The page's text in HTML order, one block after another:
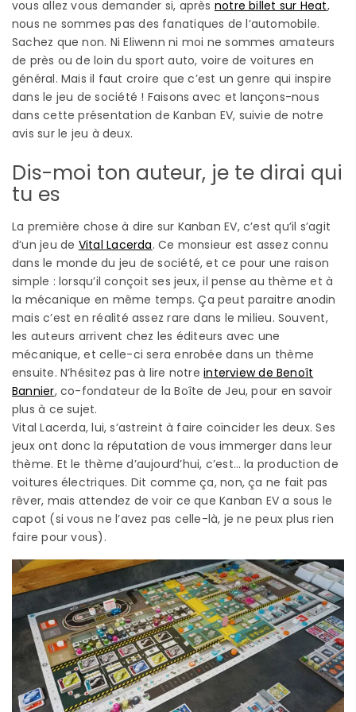
vous allez vous demander si, après notre billet sur Heat,
nous ne sommes pas des fanatiques de l’automobile.
Sachez que non. Ni Eliwenn ni moi ne sommes amateurs
de près ou de loin du sport auto, voire de voitures en
général. Mais il faut croire que c’est un genre qui inspire
dans le jeu de société ! Faisons avec et lançons-nous
dans cette présentation de Kanban EV, suivie de notre
avis sur le jeu à deux.
Dis-moi ton auteur, je te dirai qui
tu es
La première chose à dire sur Kanban EV, c’est qu’il s’agit
d’un jeu de Vital Lacerda. Ce monsieur est assez connu
dans le monde du jeu de société, et ce pour une raison
simple : lorsqu’il conçoit ses jeux, il pense au thème et à
la mécanique en même temps. Ça peut paraitre anodin
mais c’est en réalité assez rare dans le milieu. Souvent,
les auteurs arrivent chez les éditeurs avec une
mécanique, et celle-ci sera enrobée dans un thème
ensuite. N’hésitez pas à lire notreinterview de Benoît
Bannier, co-fondateur de la Boîte de Jeu, pour en savoir
plus à ce sujet.
Vital Lacerda, lui, s’astreint à faire coïncider les deux. Ses
jeux ont donc la réputation de vous immerger dans leur
thème. Et le thème d’aujourd’hui, c’est… la production de
voitures électriques. Dit comme ça, non, ça ne fait pas
rêver, mais attendez de voir ce que Kanban EV a sous le
capot (si vous ne l’avez pas celle-là, je ne peux plus rien
faire pour vous).